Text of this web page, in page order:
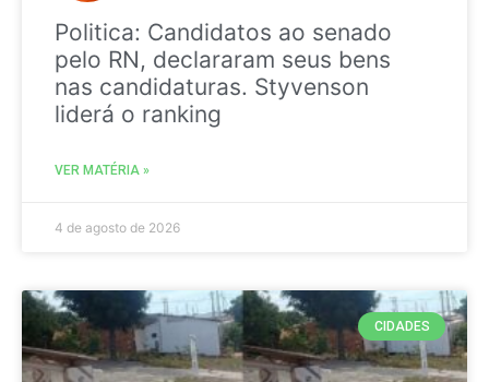
Politica: Candidatos ao senado
pelo RN, declararam seus bens
nas candidaturas. Styvenson
liderá o ranking
VER MATÉRIA »
4 de agosto de 2026
CIDADES